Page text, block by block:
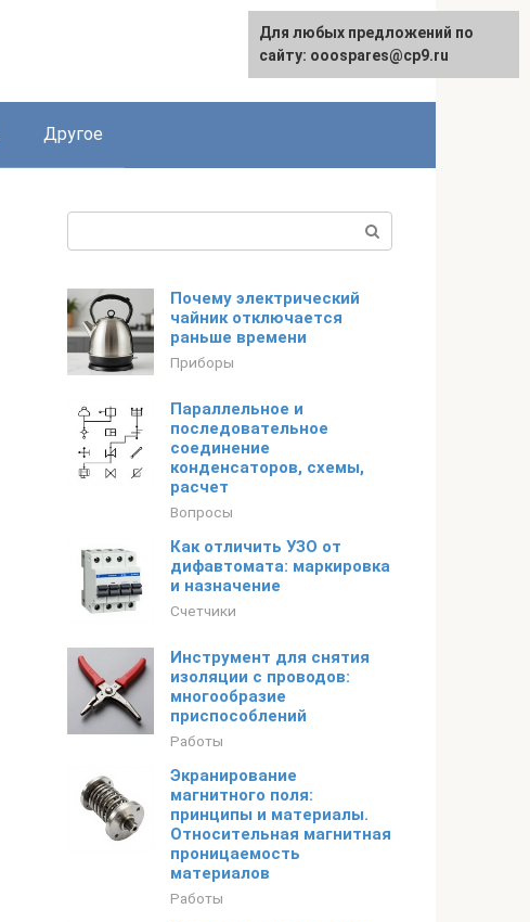
English
Другое
Почему электрический
чайник отключается
раньше времени
Приборы
Параллельное и
последовательное
соединение
конденсаторов, схемы,
расчет
Вопросы
Как отличить УЗО от
дифавтомата: маркировка
и назначение
Счетчики
Инструмент для снятия
изоляции с проводов:
многообразие
приспособлений
Работы
Экранирование
магнитного поля:
принципы и материалы.
Относительная магнитная
проницаемость
материалов
Работы
Для любых предложений по
сайту: ooospares@cp9.ru